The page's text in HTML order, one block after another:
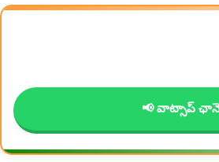
📢 వాట్సాప్